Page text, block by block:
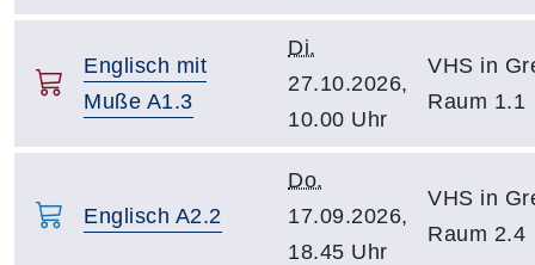
Englisch mit
Muße A1.3
Di.
27.10.2026,
10.00 Uhr
VHS in
Raum 1.1
Englisch A2.2
Do.
17.09.2026,
18.45 Uhr
VHS in
Raum 2.4